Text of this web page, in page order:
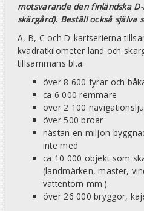
motsvarande den finländska
skärgård). Beställ också
A, B, C och D-kartserierna
kvadratkilometer land och
tillsammans bl.a.
över 8 600 fyrar och
ca 6 000 remmare
över 2 100
över 500 broar
nästan en miljon
inte med
ca 10 000 objekt som
(landmärken, master,
vattentorn mm.).
över 26 000 bryggor,